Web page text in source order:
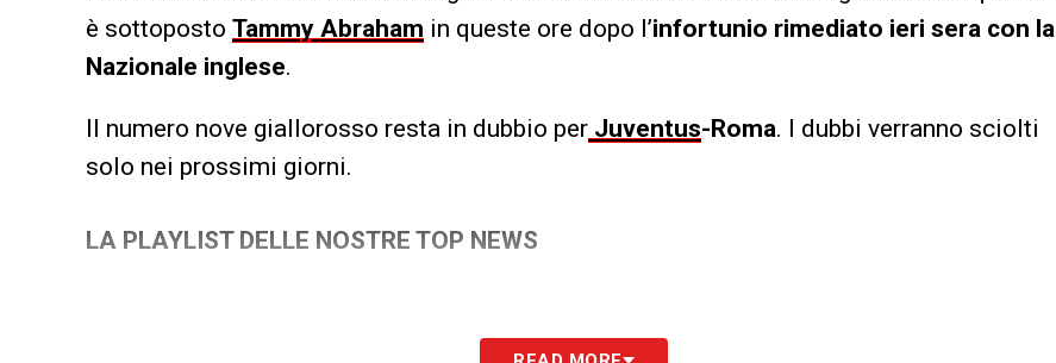
è sottoposto Tammy Abraham in queste ore dopo l’infortunio rimediato ieri sera con la
Nazionale inglese.
Il numero nove giallorosso resta in dubbio per Juventus-Roma. I dubbi verranno sciolti
solo nei prossimi giorni.
LA PLAYLIST DELLE NOSTRE TOP NEWS